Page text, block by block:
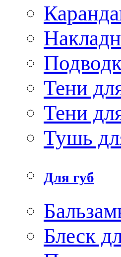
Тени
Тени
Тушь
Для губ
Блеск